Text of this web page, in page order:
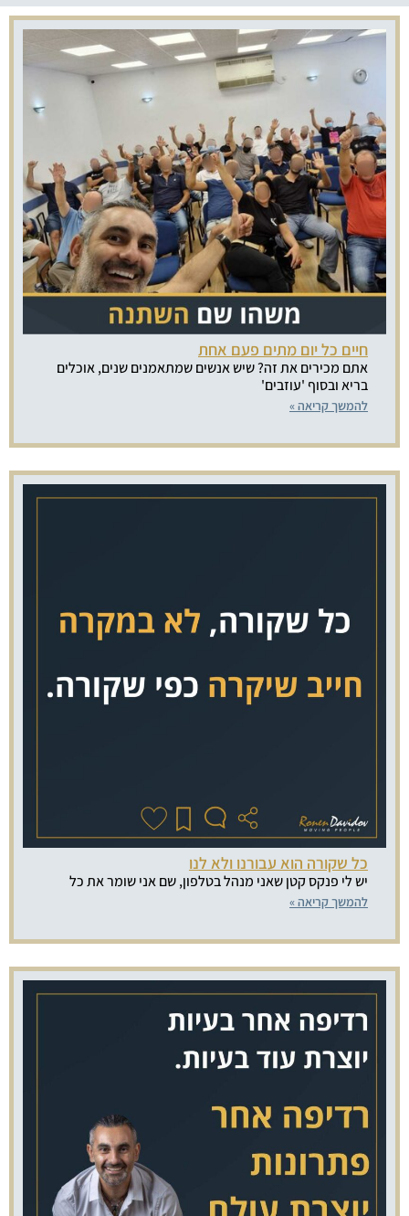
חיים כל יום מתים פעם אחת
אתם מכירים את זה? שיש אנשים שמתאמנים שנים, אוכלים
בריא ובסוף 'עוזבים'
להמשך קריאה »
כל שקורה הוא עבורנו ולא לנו
יש לי פנקס קטן שאני מנהל בטלפון, שם אני שומר את כל
להמשך קריאה »